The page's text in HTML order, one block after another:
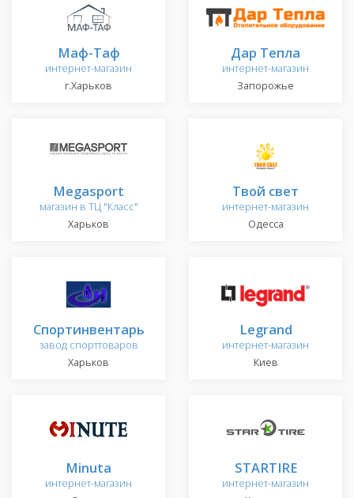
Маф-Таф
интернет-магазин
г.Харьков
Дар Тепла
интернет-магазин
Запорожье
Megasport
магазин в ТЦ "Класс"
Харьков
Твой свет
интернет-магазин
Одесса
Спортинвентарь
завод спорттоваров
Харьков
Legrand
интернет-магазин
Киев
Minuta
интернет-магазин
STARTIRE
интернет-магазин